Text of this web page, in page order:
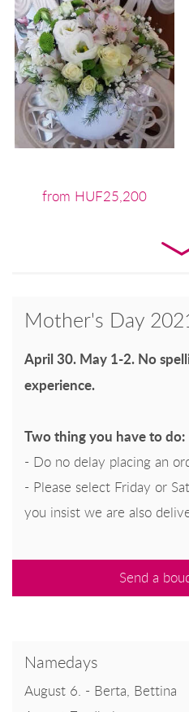
from HUF25,200
Mother's Day
April 30. May 1-2. No
experience.
Two thing you have to do:
- Do no delay placing an
- Please select Friday or
you insist we are also
Send a
Namedays
August 6. - Berta, Bettina